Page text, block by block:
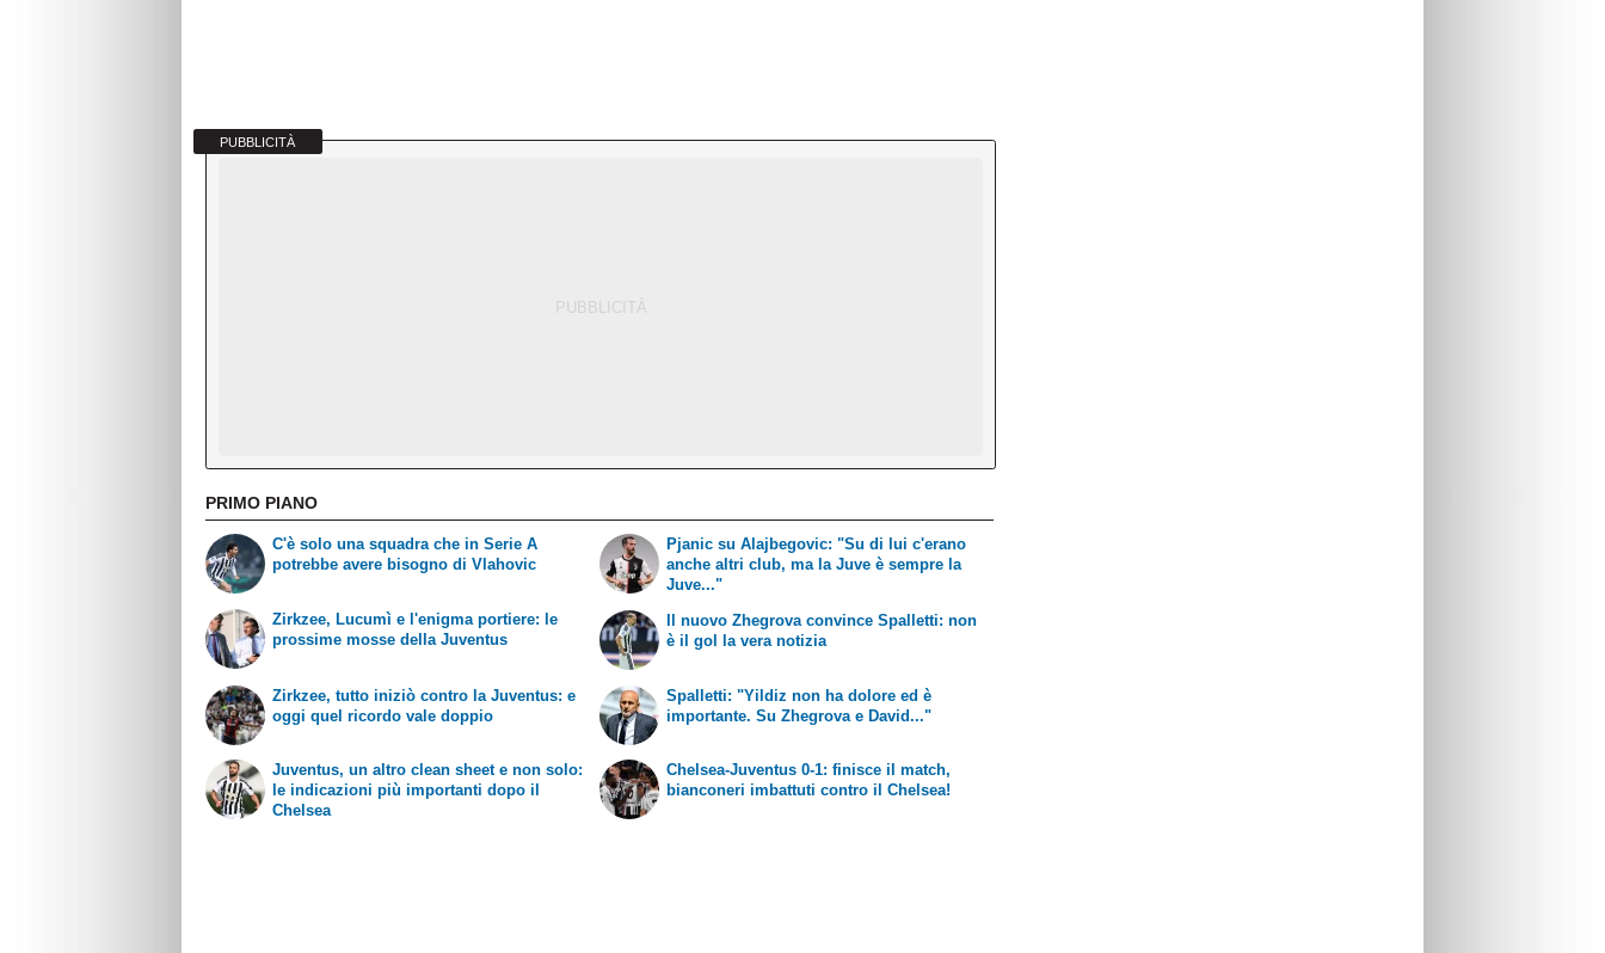
PUBBLICITÀ
PRIMO PIANO
C'è solo una squadra che in Serie A
potrebbe avere bisogno di Vlahovic
Zirkzee, Lucumì e l'enigma portiere: le
prossime mosse della Juventus
Pjanic su Alajbegovic: "Su di lui c'erano
anche altri club, ma la Juve è sempre la
Juve..."
Il nuovo Zhegrova convince Spalletti: non
è il gol la vera notizia
Zirkzee, tutto iniziò contro la Juventus: e
oggi quel ricordo vale doppio
Juventus, un altro clean sheet e non solo:
le indicazioni più importanti dopo il
Chelsea
Spalletti: "Yildiz non ha dolore ed è
importante. Su Zhegrova e David..."
Chelsea-Juventus 0-1: finisce il match,
bianconeri imbattuti contro il Chelsea!